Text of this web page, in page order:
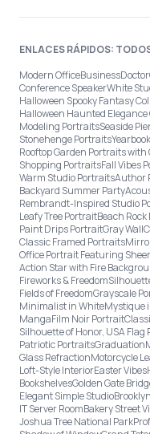
ENLACES RÁPIDOS:
Modern OfficeBusinessDoctor
Conference SpeakerWhite
Halloween Spooky Fantasy
Halloween Haunted Elegance
Modeling PortraitsSeaside
Stonehenge Portraits
Rooftop Garden Portraits with
Shopping PortraitsFall Vibes
Warm Studio PortraitsAuthor
Backyard Summer Party
Rembrandt-Inspired Studio
Leafy Tree PortraitBeach
Paint Drips PortraitGray Wall
Classic Framed Portraits
Office Portrait Featuring
Action Star with Fire
Fireworks & Freedom
Fields of FreedomGrayscale
Minimalist in WhiteMystique
MangaFilm Noir Portrait
Silhouette of Honor, USA Flag
Patriotic PortraitsGraduation
Glass RefractionMotorcycle
Loft-Style InteriorEaster Vibes
BookshelvesGolden Gate
Elegant Simple Studio
IT Server RoomBakery Street
Joshua Tree National Park